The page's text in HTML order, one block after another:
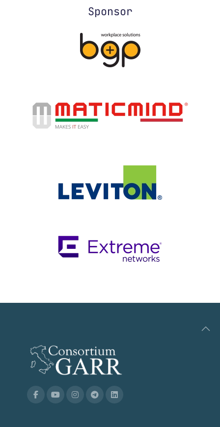
Sponsor